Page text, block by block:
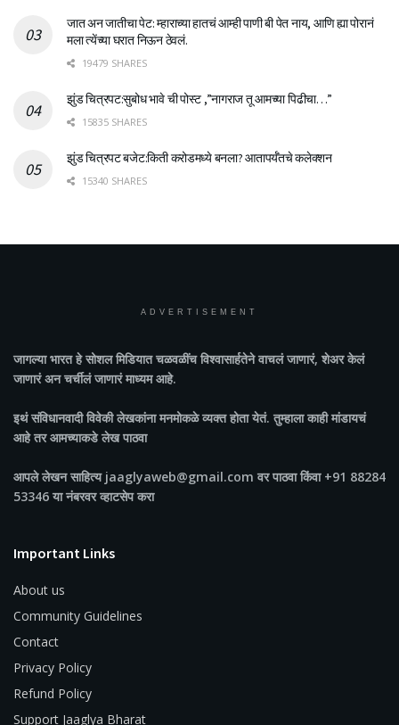
जात अन जातीचा पेट: म्हाराच्या हातचं आम्ही पाणी बी पेत नाय, आणि ह्या पोरानं
मला त्येंच्या घरात निऊन ठेवलं.
19479 SHARES
झुंड चित्रपट:सुबोध भावे ची पोस्ट ,”नागराज तू आमच्या पिढीचा…”
15835 SHARES
झुंड चित्रपट बजेट:किती करोडमध्ये बनला? आतापर्यँतचे कलेक्शन
15340 SHARES
ADVERTISEMENT
जागल्या भारतहे सोशल मिडियात चळवळींच विश्वासार्हतेने वाचलं जाणारं, शेअर केलं
जाणारं अन चर्चीलं जाणारं माध्यम आहे.
इथं संविधानवादी विवेकी लेखकांना मनमोकळे व्यक्त होता येतं. तुम्हाला काही मांडायचं
आहे तर आमच्याकडे लेख पाठवा
आपले लेखन साहित्य jaaglyaweb@gmail.com वर पाठवा किंवा +91 88284
53346 या नंबरवर व्हाटसेप करा
Important Links
About us
Community Guidelines
Contact
Privacy Policy
Refund Policy
Support Jaaglya Bharat